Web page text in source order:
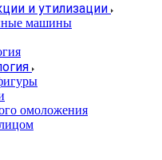
и утилизации
машины
омоложения